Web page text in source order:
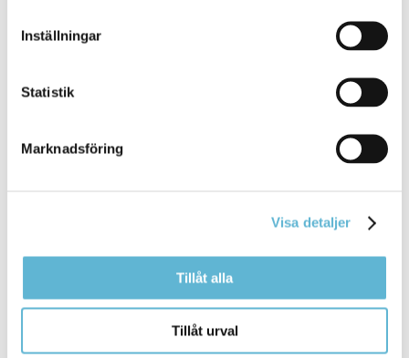
Inställningar
Statistik
Marknadsföring
Visa detaljer
Tillåt alla
Tillåt urval
KONTAKT
Besöksadress
Postadress
Box 18, 295 21 Bromölla
Fax: 0456-82 22 00